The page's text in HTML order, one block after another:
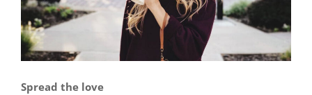
Spread the love